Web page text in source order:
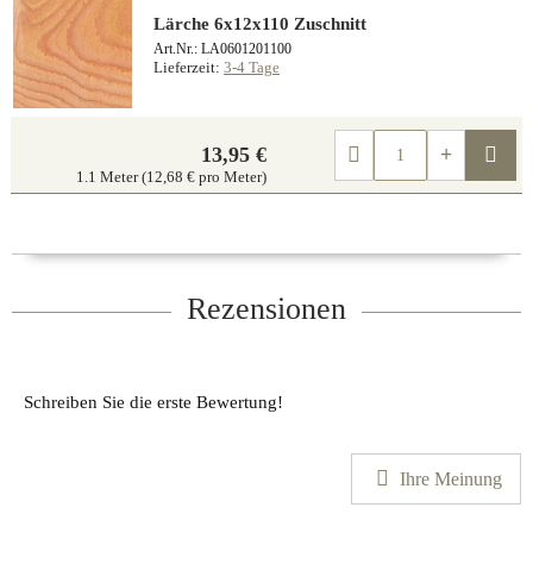
Lärche 6x12x110 Zuschnitt
Art.Nr.: LA0601201100
Lieferzeit: 3-4 Tage
13,95 €
1.1 Meter (12,68 € pro Meter)
Rezensionen
Schreiben Sie die erste Bewertung!
Ihre Meinung